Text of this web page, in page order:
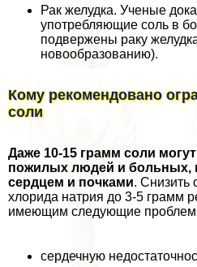
Рак желудка. Ученые
употрeбляющие соль в
подвержены paку
новообразованию).
Кому рекомендовано
соли
Даже 10-15 грамм соли
пожилых людей и
сердцем и почками. Снизить
хлорида натрия до 3-5 грамм
имеющим следующие
сердечную